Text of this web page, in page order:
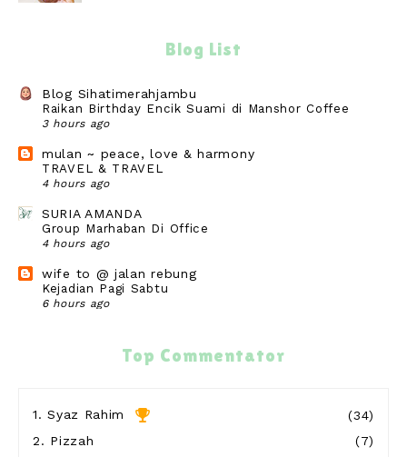
Blog List
Blog Sihatimerahjambu
Raikan Birthday Encik Suami di Manshor Coffee
3 hours ago
mulan ~ peace, love & harmony
TRAVEL & TRAVEL
4 hours ago
SURIA AMANDA
Group Marhaban Di Office
4 hours ago
wife to @ jalan rebung
Kejadian Pagi Sabtu
6 hours ago
Beli Buah Dekat Fruitbox Cyberjaya
Top Commentator
1.Syaz Rahim
(34)
2. Pizzah
(7)